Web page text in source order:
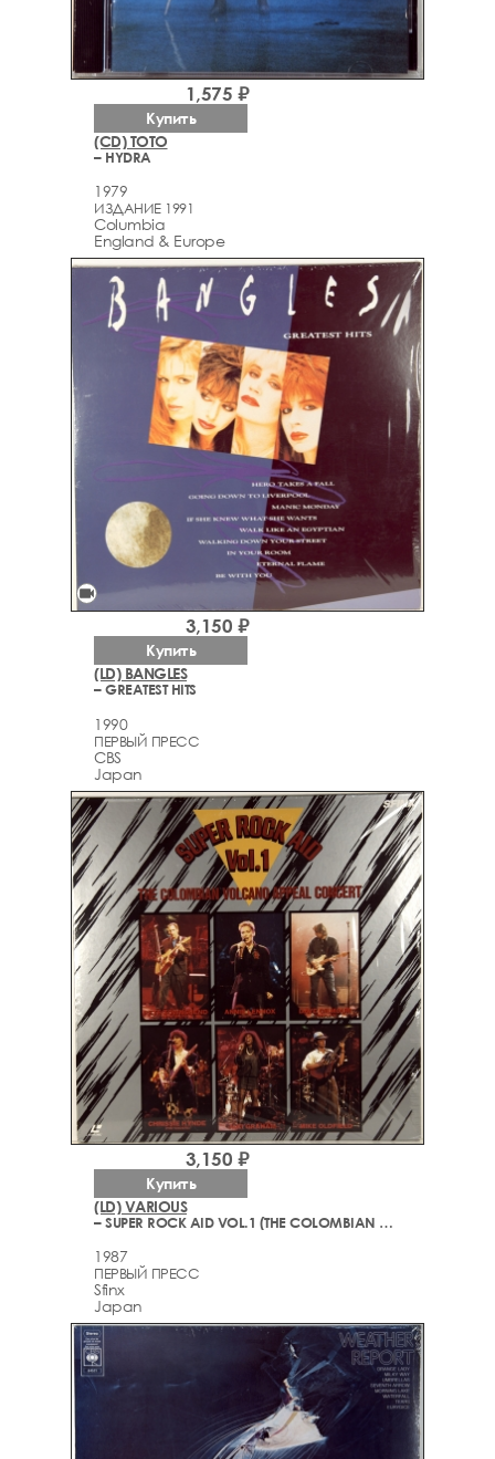
(CD) TOTO
– HYDRA
1979
ИЗДАНИЕ 1991
Columbia
England & Europe
1,575 ₽
Купить
videocam
(LD) BANGLES
– GREATEST HITS
1990
ПЕРВЫЙ ПРЕСС
CBS
Japan
3,150 ₽
Купить
(LD) VARIOUS
– SUPER ROCK AID VOL.1 (THE COLOMBIAN VOLCANO APPEAL CONCERT)
1987
ПЕРВЫЙ ПРЕСС
Sfinx
Japan
3,150 ₽
Купить